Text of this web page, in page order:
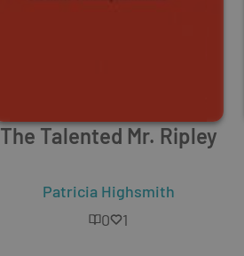
The Talented Mr. Ripley
Patricia Highsmith
0
1